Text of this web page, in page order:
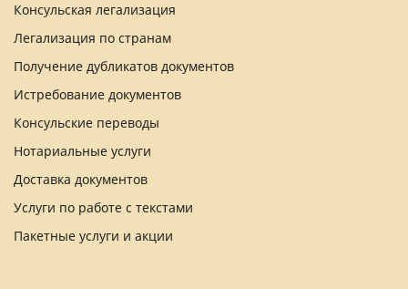
Консульская легализация
Легализация по странам
Получение дубликатов документов
Истребование документов
Консульские переводы
Нотариальные услуги
Доставка документов
Услуги по работе с текстами
Пакетные услуги и акции